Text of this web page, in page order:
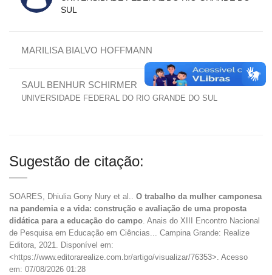
SUL
MARILISA BIALVO HOFFMANN
SAUL BENHUR SCHIRMER
UNIVERSIDADE FEDERAL DO RIO GRANDE DO SUL
Sugestão de citação:
SOARES, Dhiulia Gony Nury et al.. O trabalho da mulher camponesa
na pandemia e a vida: construção e avaliação de uma proposta
didática para a educação do campo. Anais do XIII Encontro Nacional
de Pesquisa em Educação em Ciências... Campina Grande: Realize
Editora, 2021. Disponível em:
<https://www.editorarealize.com.br/artigo/visualizar/76353>. Acesso
em: 07/08/2026 01:28